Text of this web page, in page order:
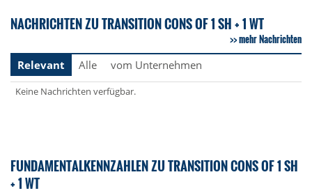
NACHRICHTEN ZU TRANSITION CONS OF 1 SH + 1 WT
mehr Nachrichten
Relevant
Alle vom Unternehmen
Keine Nachrichten verfügbar.
FUNDAMENTALKENNZAHLEN ZU TRANSITION CONS OF 1 SH
+ 1 WT